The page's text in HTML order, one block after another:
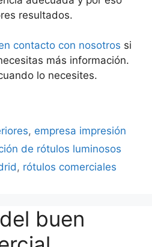
resultados.
contacto con nosotros si
más información.
lo necesites.
, empresa impresión
de rótulos luminosos
, rótulos comerciales
buen